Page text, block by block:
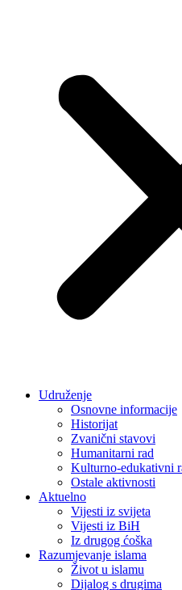
Udruženje
Osnovne informacije
Historijat
Zvanični stavovi
Humanitarni rad
Kulturno-edukativni
Ostale aktivnosti
Aktuelno
Vijesti iz svijeta
Vijesti iz BiH
Iz drugog ćoška
Razumjevanje islama
Život u islamu
Dijalog s drugima